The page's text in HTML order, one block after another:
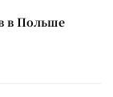
в Польше